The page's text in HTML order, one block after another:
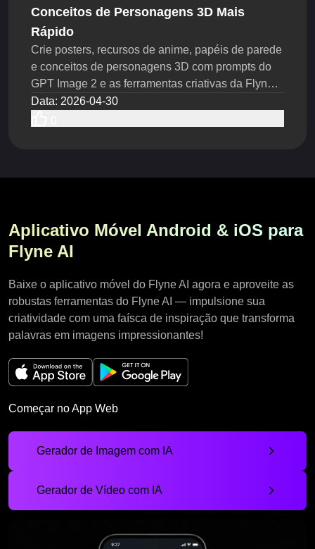
Conceitos de Personagens 3D Mais
Rápido
Crie posters, recursos de anime, papéis de parede
e conceitos de personagens 3D com prompts do
GPT Image 2 e as ferramentas criativas da Flyne
AI.
Data: 2026-04-30
Aplicativo Móvel Android & iOS para
Flyne AI
Baixe o aplicativo móvel do Flyne AI agora e aproveite as
robustas ferramentas do Flyne AI — impulsione sua
criatividade com uma faísca de inspiração que transforma
palavras em imagens impressionantes!
Começar no App Web
Gerador de Imagem com IA
Gerador de Vídeo com IA